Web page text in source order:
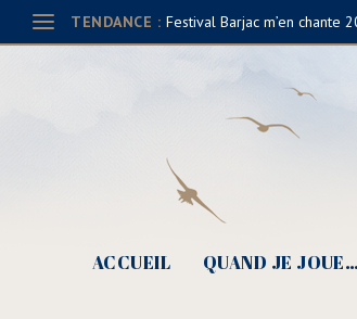
TENDANCE : Festival Barjac m’en chante
ACCUEIL QUAND JE JOUE…